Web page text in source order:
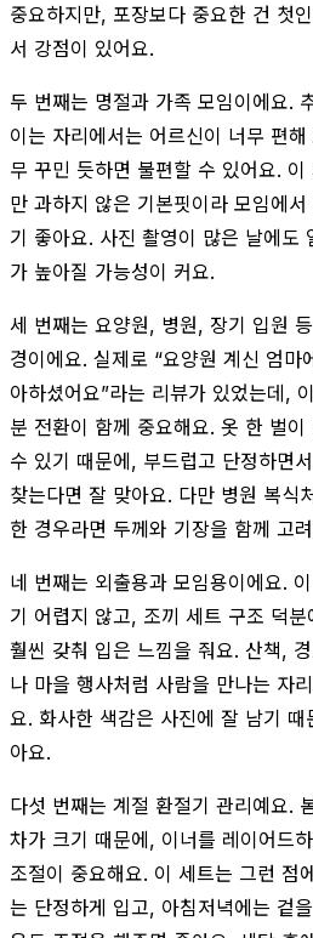
중요하지만, 포장보다 중요한 건 첫
서 강점이 있어요.
두 번째는 명절과 가족 모임이에요.
이는 자리에서는 어르신이 너무 편
무 꾸민 듯하면 불편할 수 있어요.
만 과하지 않은 기본핏이라 모임에
기 좋아요. 사진 촬영이 많은 날에도
가 높아질 가능성이 커요.
세 번째는 요양원, 병원, 장기 입원
경이에요. 실제로 “요양원 계신 엄마
아하셨어요”라는 리뷰가 있었는데,
분 전환이 함께 중요해요. 옷 한 벌
수 있기 때문에, 부드럽고 단정하면
찾는다면 잘 맞아요. 다만 병원 복식
한 경우라면 두께와 기장을 함께 고
네 번째는 외출용과 모임용이에요.
기 어렵지 않고, 조끼 세트 구조 덕
훨씬 갖춰 입은 느낌을 줘요. 산책,
나 마을 행사처럼 사람을 만나는 자
요. 화사한 색감은 사진에 잘 남기
아요.
다섯 번째는 계절 환절기 관리예요.
차가 크기 때문에, 이너를 레이어드
조절이 중요해요. 이 세트는 그런 점
는 단정하게 입고, 아침저녁에는 겉